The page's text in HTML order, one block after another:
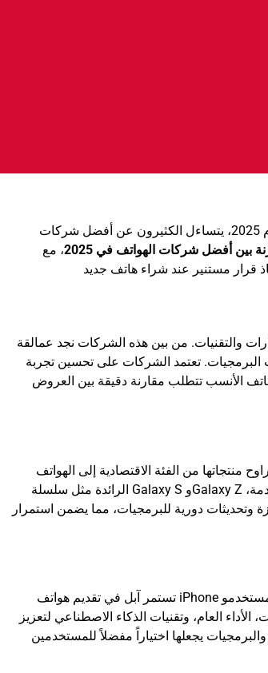
في عالم التكنولوجيا المتسارع، أصبحت الهواتف الذكية جزءاً لا يتجزأ من حياتنا اليومية، ومع اقتراب عام 2025، يتساءل الكثيرون عن أفضل شركات
بين أفضل شركات الهواتف في 2025
، مع
والتقنيات. من بين هذه الشركات نجد عمالقة
البرمجيات. تعتمد الشركات على تحسين تجربة
الأنسب تتطلب مقارنة دقيقة بين العروض
من الفئة الاقتصادية إلى الهواتف
الرائدة مثل سلسلة Galaxy S وGalaxy Z التي تتميز بالشاشات القابلة للطي. تتفوق سامسونج في جودة الشاشات، الأداء السلس، وكاميرات متقدمة،
وتحديثات دورية للبرمجيات، مما يضمن استمرار
تستمر آبل في تقديم هواتف iPhone التي تشتهر بجودتها العالية وتصميمها الأنيق. يعتمد مستخدمو iPhone على نظام iOS السلس والمتكامل مع جميع
2025، تركز آبل على تحسين الكاميرات، الأداء العام، وتقنيات الذكاء الاصطناعي لتعزيز
يجعلها اختياراً مفضلاً للمستخدمين